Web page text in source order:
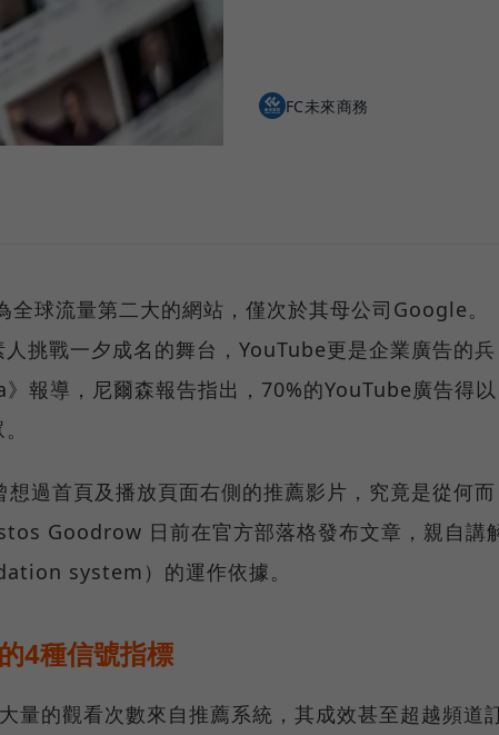
FC未來商務
球流量第二大的網站，僅次於其母公司Google。
挑戰一夕成名的舞台，YouTube更是企業廣告的兵
報導，尼爾森報告指出，70%的YouTube廣告得以
過首頁及播放頁面右側的推薦影片，究竟是從何而
Goodrow 日前在官方部落格發布文章，親自講
system）的運作依據。
4種信號指標
量的觀看次數來自推薦系統，其成效甚至超越頻道